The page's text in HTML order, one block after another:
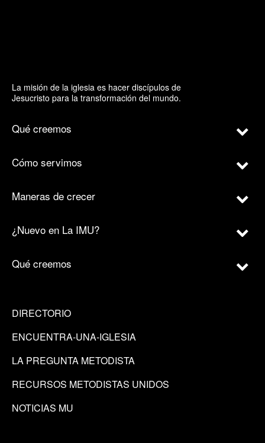
La misión de la iglesia es hacer discípulos de
Jesucristo para la transformación del mundo.
Qué creemos
Cómo servimos
Maneras de crecer
¿Nuevo en La IMU?
Qué creemos
DIRECTORIO
ENCUENTRA-UNA-IGLESIA
LA PREGUNTA METODISTA
RECURSOS METODISTAS UNIDOS
NOTICIAS MU